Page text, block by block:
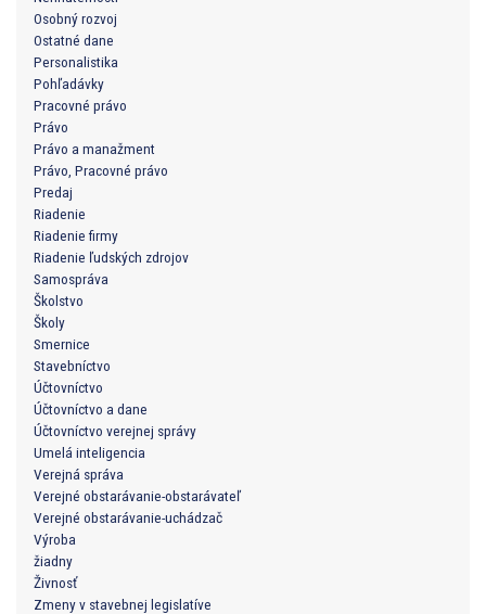
Osobný rozvoj
Ostatné dane
Personalistika
Pohľadávky
Pracovné právo
Právo
Právo a manažment
Právo, Pracovné právo
Predaj
Riadenie
Riadenie firmy
Riadenie ľudských zdrojov
Samospráva
Školstvo
Školy
Smernice
Stavebníctvo
Účtovníctvo
Účtovníctvo a dane
Účtovníctvo verejnej správy
Umelá inteligencia
Verejná správa
Verejné obstarávanie-obstarávateľ
Verejné obstarávanie-uchádzač
Výroba
žiadny
Živnosť
Zmeny v stavebnej legislatíve